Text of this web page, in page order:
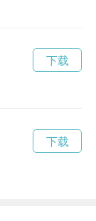
下载
下载